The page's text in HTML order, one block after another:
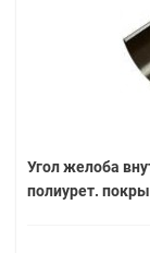
Угол желоба
полиурет.